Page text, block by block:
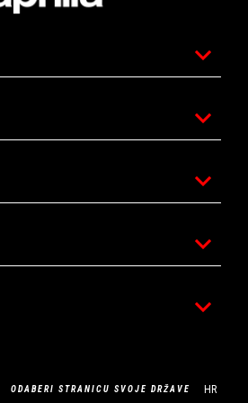
YouTube
ODABERI STRANICU SVOJE DRŽAVE HR